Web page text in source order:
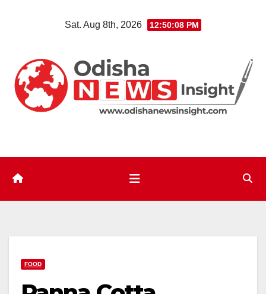
Sat. Aug 8th, 2026 12:50:10 PM
FOOD